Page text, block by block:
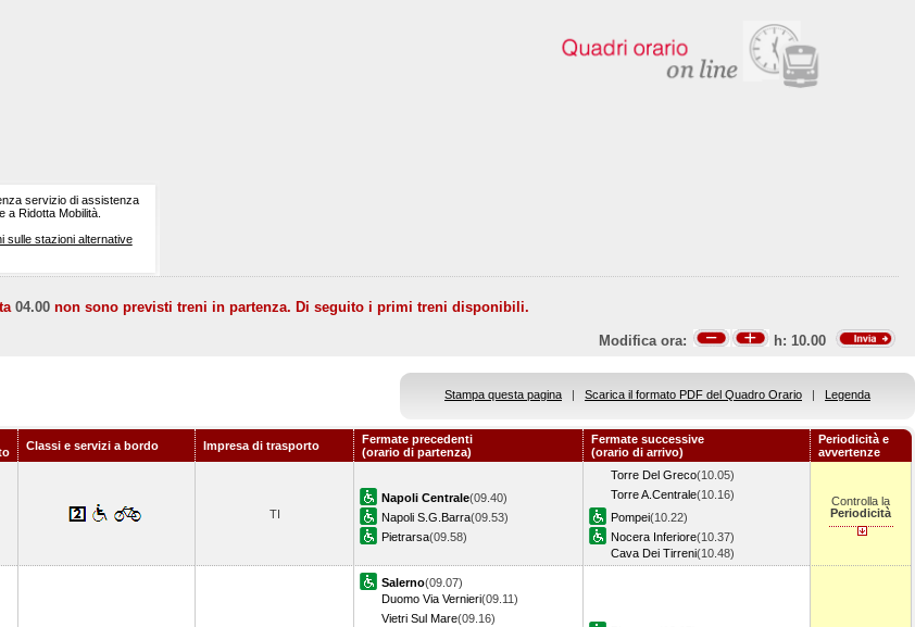
servizio di assistenza
a Ridotta Mobilità.
sulle stazioni alternative
04.00 non sono previsti treni in partenza. Di seguito i primi treni disponibili.
Modifica ora: h: 10.00
Stampa questa pagina | Scarica il formato PDF del Quadro Orario | Legenda
Classi e servizi a bordo Impresa di trasporto
Fermate precedenti
(orario di partenza)
Fermate successive
(orario di arrivo)
Periodicità e
avvertenze
TI
Napoli Centrale(09.40)
Napoli S.G.Barra(09.53)
Pietrarsa(09.58)
Torre Del Greco(10.05)
Torre A.Centrale(10.16)
Pompei(10.22)
Nocera Inferiore(10.37)
Cava Dei Tirreni(10.48)
Controlla la
Periodicità
Salerno(09.07)
Duomo Via Vernieri(09.11)
Vietri Sul Mare(09.16)